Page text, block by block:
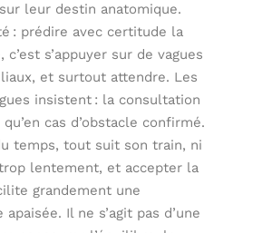
leur destin anatomique.
: prédire avec certitude la
s’appuyer sur de vagues
et surtout attendre. Les
insistent : la consultation
qu’en cas d’obstacle confirmé.
temps, tout suit son train, ni
lentement, et accepter la
grandement une
apaisée. Il ne s’agit pas d’une